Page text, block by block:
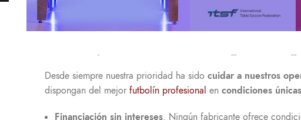
COMUNIDAD VAL
Desde siempre nuestra prioridad ha sido cuidar a nuestros
dispongan del mejorfutbolín profesional en condiciones
Financiación sin intereses. Ningún fabricante ofrece